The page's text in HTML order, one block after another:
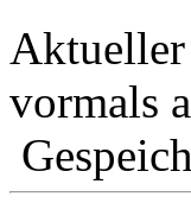
vormals